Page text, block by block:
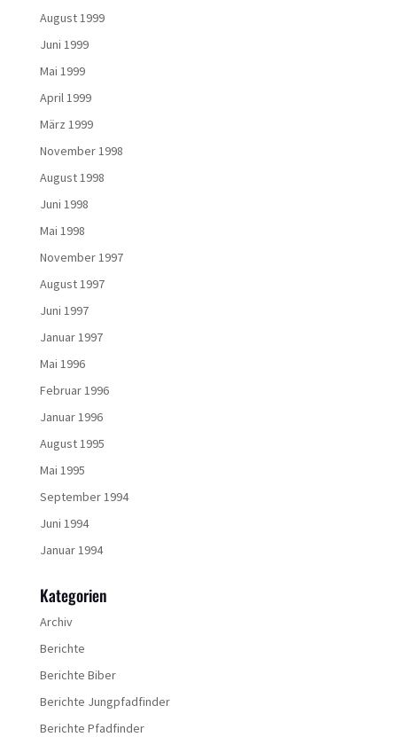
August 1999
Juni 1999
Mai 1999
April 1999
März 1999
November 1998
August 1998
Juni 1998
Mai 1998
November 1997
August 1997
Juni 1997
Januar 1997
Mai 1996
Februar 1996
Januar 1996
August 1995
Mai 1995
September 1994
Juni 1994
Januar 1994
Kategorien
Archiv
Berichte
Berichte Biber
Berichte Jungpfadfinder
Berichte Pfadfinder